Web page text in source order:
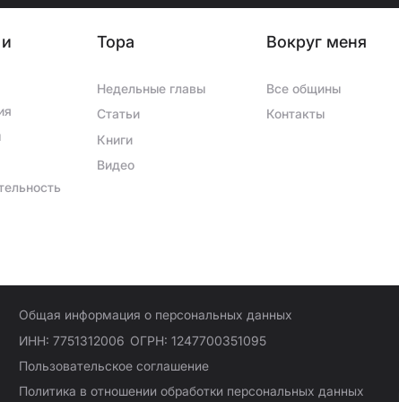
отмечается
нового учебного
иврита. В
Члены
свадеб,
Тора
Недельные главы
Статьи
Книги
Видео
Вокруг меня
Все общины
Контакты
Общая информация о персональных данных
ИНН: 7751312006 ОГРН: 1247700351095
Пользовательское соглашение
Политика в отношении обработки персональных данных